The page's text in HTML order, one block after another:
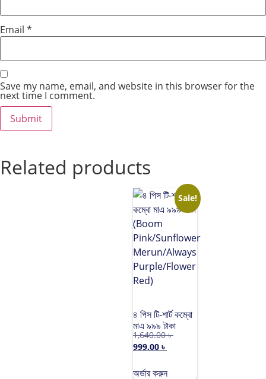
Email *
Save my name, email, and website in this browser for the
next time I comment.
Related products
Sale!
৪ পিস টি-শার্ট কম্বো
মাএ ৯৯৯ টাকা
(Boom
Pink/Sunflower
Purple/Flower
1,640.00৳
999.00 ৳
অর্ডার করুন